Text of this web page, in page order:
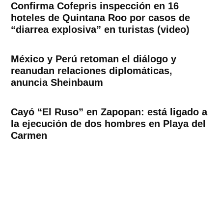
Confirma Cofepris inspección en 16
hoteles de Quintana Roo por casos de
“diarrea explosiva” en turistas (video)
México y Perú retoman el diálogo y
reanudan relaciones diplomáticas,
anuncia Sheinbaum
Cayó “El Ruso” en Zapopan: está ligado a
la ejecución de dos hombres en Playa del
Carmen